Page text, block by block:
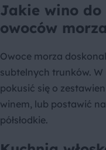
Jakie wino do
owoców
Owoce morza
subtelnych trunków. W
pokusić się o
winem, lub postawić
półsłodkie.